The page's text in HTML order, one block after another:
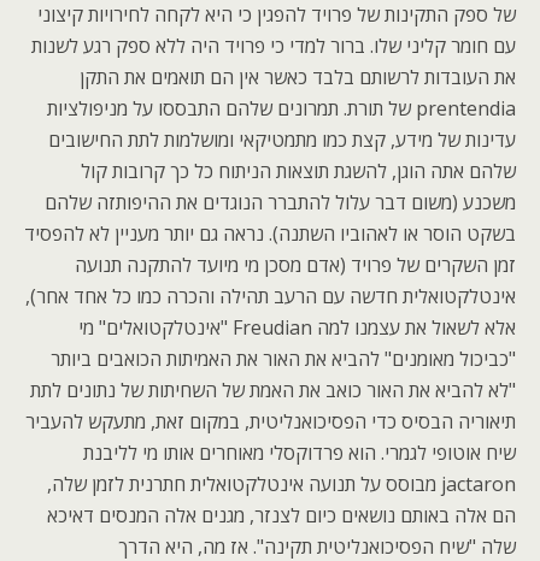
של ספק התקינות של פרויד להפגין כי היא לקחה לחירויות קיצוני
עם חומר קליני שלו. ברור למדי כי פרויד היה ללא ספק רגע לשנות
את העובדות לרשותם בלבד כאשר אין הם תואמים את התקן
prentendia של תורת. תמרונים שלהם התבססו על מניפולציות
עדינות של מידע, קצת כמו מתמטיקאי ומושלמות לתת החישובים
שלהם אתה הוגן, להשגת תוצאות הניתוח כל כך קרובות קול
משכנע (משום דבר עלול להתברר הנוגדים את ההיפותזה שלהם
בשקט הוסר או לאהוביו השתנה). נראה גם יותר מעניין לא להפסיד
זמן השקרים של פרויד (אדם מסכן מי מיועד להתקנה תנועה
אינטלקטואלית חדשה עם הרעב תהילה והכרה כמו כל אחד אחר),
אלא לשאול את עצמנו למה Freudian "אינטלקטואלים" מי
"כביכול מאומנים" להביא את האור את האמיתות הכואבים ביותר
"לא להביא את האור כואב את האמת של השחיתות של נתונים לתת
תיאוריה הבסיס כדי הפסיכואנליטית, במקום זאת, מתעקש להעביר
שיח אוטופי לגמרי. הוא פרדוקסלי מאוחרים אותו מי לליבנת
jactaron מבוסס על תנועה אינטלקטואלית חתרנית לזמן שלה,
הם אלה באותם נושאים כיום לצנזר, מגנים אלה המנסים דאיכא
שלה "שיח הפסיכואנליטית תקינה". אז מה, היא הדרך